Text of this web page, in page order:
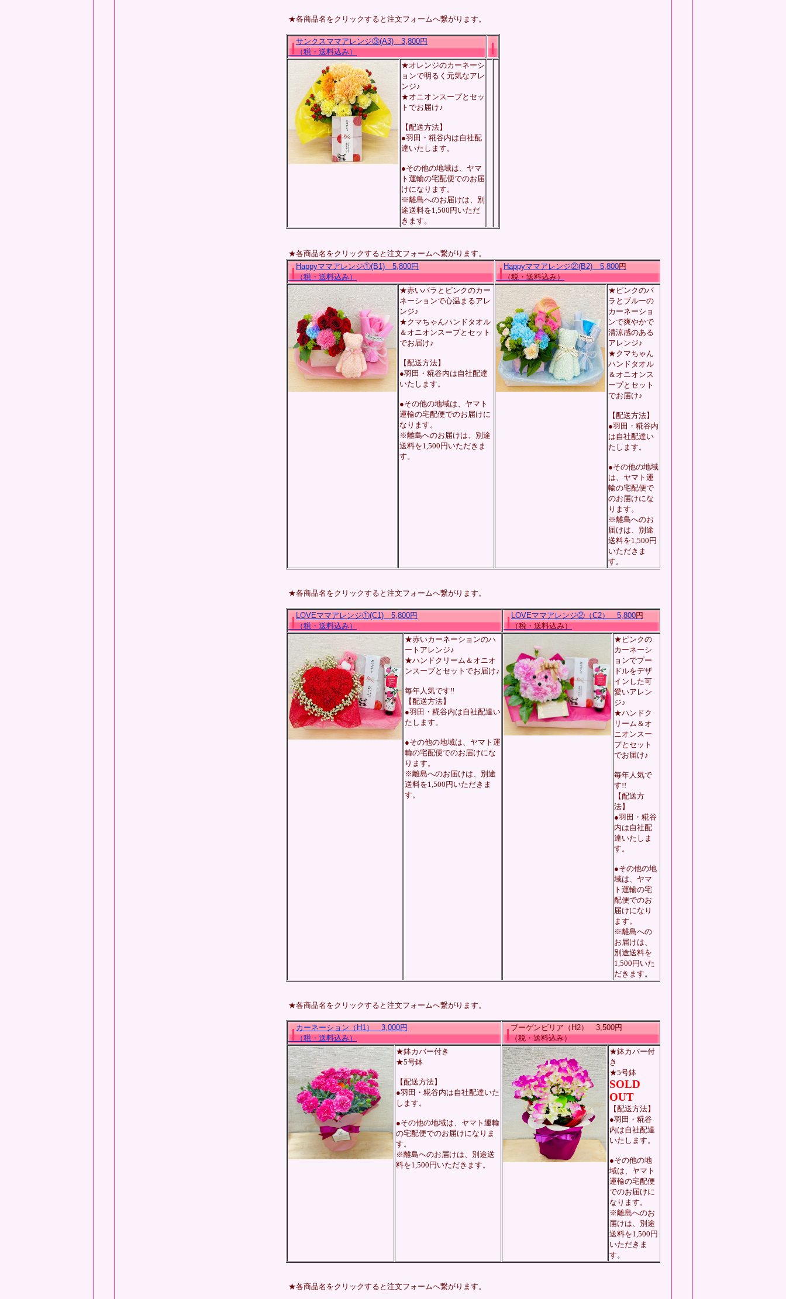
★各商品名をクリックすると注文フォームへ繋がります。
サンクスママアレンジ③(A3) 3,800円
（税・送料込み）
★オレンジのカーネーシ
ョンで明るく元気なアレ
ンジ♪
★オニオンスープとセッ
トでお届け♪
【配送方法】
●羽田・糀谷内は自社配
達いたします。
●その他の地域は、ヤマ
ト運輸の宅配便でのお届
けになります。
※離島へのお届けは、別
途送料を1,500円いただ
きます。
★各商品名をクリックすると注文フォームへ繋がります。
Happyママアレンジ①(B1) 5,800円
（税・送料込み）
Happyママアレンジ②(B2) 5,800円
（税・送料込み）
★赤いバラとピンクのカー
ネーションで心温まるアレ
ンジ♪
★クマちゃんハンドタオル
＆オニオンスープとセット
でお届け♪
【配送方法】
●羽田・糀谷内は自社配達
いたします。
●その他の地域は、ヤマト
運輸の宅配便でのお届けに
なります。
※離島へのお届けは、別途
送料を1,500円いただきま
す。
★ピンクのバ
ラとブルーの
カーネーショ
ンで爽やかで
清涼感のある
アレンジ♪
★クマちゃん
ハンドタオル
＆オニオンス
ープとセット
でお届け♪
【配送方法】
●羽田・糀谷内
は自社配達い
たします。
●その他の地域
は、ヤマト運
輸の宅配便で
のお届けにな
ります。
※離島へのお
届けは、別途
送料を1,500円
いただきま
す。
★各商品名をクリックすると注文フォームへ繋がります。
LOVEママアレンジ①(C1) 5,800円
（税・送料込み）
LOVEママアレンジ②（C2） 5,800円
（税・送料込み）
★赤いカーネーションのハ
ートアレンジ♪
★ハンドクリーム＆オニオ
ンスープとセットでお届け♪
毎年人気です‼
【配送方法】
●羽田・糀谷内は自社配達い
たします。
●その他の地域は、ヤマト運
輸の宅配便でのお届けにな
ります。
※離島へのお届けは、別途
送料を1,500円いただきま
す。
★ピンクの
カーネーシ
ョンでプー
ドルをデザ
インした可
愛いアレン
ジ♪
★ハンドク
リーム＆オ
ニオンスー
プとセット
でお届け♪
毎年人気で
す!!
【配送方
法】
●羽田・糀谷
内は自社配
達いたしま
す。
●その他の地
域は、ヤマ
ト運輸の宅
配便でのお
届けになり
ます。
※離島への
お届けは、
別途送料を
1,500円いた
だきます。
★各商品名をクリックすると注文フォームへ繋がります。
カーネーション（H1） 3,000円
（税・送料込み）
ブーゲンビリア（H2） 3,500円
（税・送料込み）
★鉢カバー付き
★5号鉢
【配送方法】
●羽田・糀谷内は自社配達いた
します。
●その他の地域は、ヤマト運輸
の宅配便でのお届けになりま
す。
※離島へのお届けは、別途送
料を1,500円いただきます。
★鉢カバー付
き
★5号鉢
SOLD
OUT
【配送方法】
●羽田・糀谷
内は自社配達
いたします。
●その他の地
域は、ヤマト
運輸の宅配便
でのお届けに
なります。
※離島へのお
届けは、別途
送料を1,500円
いただきま
す。
★各商品名をクリックすると注文フォームへ繋がります。